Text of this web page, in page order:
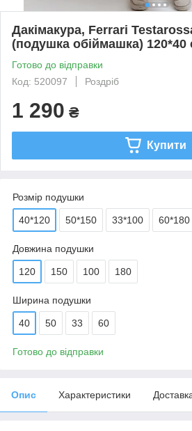
Дакімакура, Ferrari
(подушка обіймашка) 120*40
Готово до відправки
Код: 520097
Роздріб
1 290 ₴
Купити
Розмір подушки
40*120 50*150 33*100 60*180
Довжина подушки
120 150 100 180
Ширина подушки
40 50 33 60
Готово до відправки
Опис Характеристики